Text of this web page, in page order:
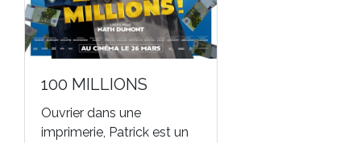
100 MILLIONS
Ouvrier dans une
imprimerie, Patrick est un